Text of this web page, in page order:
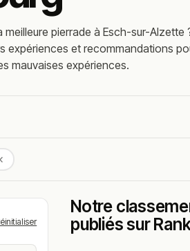
meilleurepierrade àEsch-sur-Alzette
expériences et recommandations
mauvaises expériences.
Notre
publiés sur